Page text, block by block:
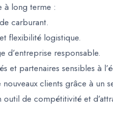
à long terme :
carburant.
flexibilité logistique.
d’entreprise responsable.
et partenaires sensibles à
nouveaux clients grâce à un
outil de compétitivité et